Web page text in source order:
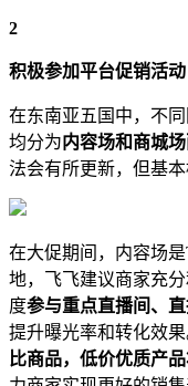
2
积极参加平台促销活动
在东南亚五国中，不
均分为内容场和商城
法会有所更新，但基本
在大促期间，内容场
地，飞飞建议商家充
度参与重点直播间、
提升曝光率和转化效
比商品，低价优质产